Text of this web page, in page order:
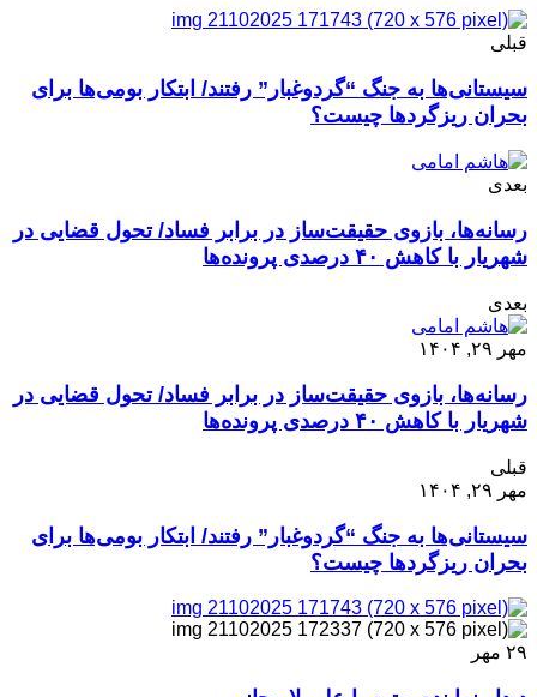
قبلی
سیستانی‌ها به جنگ “گردوغبار” ‌رفتند/ ابتکار بومی‌ها برای
بحران ریزگردها چیست؟
بعدی
رسانه‌ها، بازوی حقیقت‌ساز در برابر فساد/ تحول قضایی در
شهریار با کاهش ۴۰ درصدی پرونده‌ها
بعدی
مهر ۲۹, ۱۴۰۴
رسانه‌ها، بازوی حقیقت‌ساز در برابر فساد/ تحول قضایی در
شهریار با کاهش ۴۰ درصدی پرونده‌ها
قبلی
مهر ۲۹, ۱۴۰۴
سیستانی‌ها به جنگ “گردوغبار” ‌رفتند/ ابتکار بومی‌ها برای
بحران ریزگردها چیست؟
۲۹ مهر